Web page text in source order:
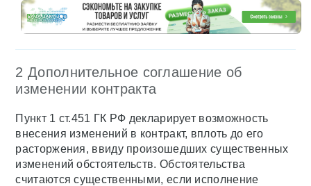
2 Дополнительное соглашение об
изменении контракта
Пункт 1 ст.451 ГК РФ декларирует возможность
внесения изменений в контракт, вплоть до его
расторжения, ввиду произошедших существенных
изменений обстоятельств. Обстоятельства
считаются существенными, если исполнение